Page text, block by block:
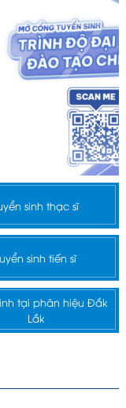
sinh thạc sĩ
sinh tiến sĩ
tại phân hiệu Đắk
Lắk